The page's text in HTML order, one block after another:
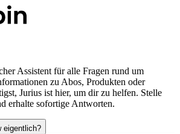
Assistent für alle Fragen rund um
zu Abos, Produkten oder
Jurius ist hier, um dir zu helfen. Stelle
erhalte sofortige Antworten.
eigentlich?